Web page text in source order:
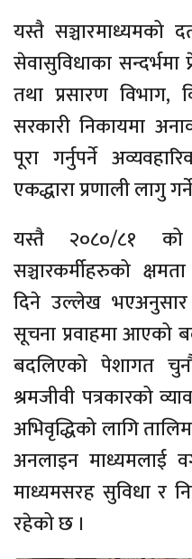
यस्तै सञ्चारमाध्यमको
सेवासुविधाका
तथा प्रसारण विभाग,
सरकारी निकायमा
पूरा गर्नुपर्ने
एकद्धारा प्रणाली लागु
यस्तै २०८०/८१
सञ्चारकर्मीहरुको
दिने उल्लेख भएअनुसार
सूचना प्रवाहमा आएको
बदलिएको पेशागत
श्रमजीवी पत्रकारको
अभिवृद्धिको लागि
अनलाइन माध्यमलाई
माध्यमसरह सुविधा र
रहेको छ ।